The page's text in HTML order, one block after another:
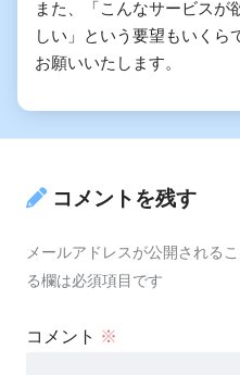
また、「こんなサービスが
しい」という要望もいくら
お願いいたします。
コメントを残す
メールアドレスが公開される
る欄は必須項目です
コメント ※